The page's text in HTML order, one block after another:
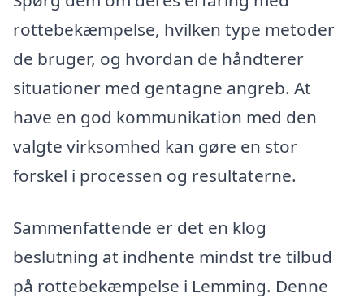
rottebekæmpelse, hvilken type metoder
de bruger, og hvordan de håndterer
situationer med gentagne angreb. At
have en god kommunikation med den
valgte virksomhed kan gøre en stor
forskel i processen og resultaterne.
Sammenfattende er det en klog
beslutning at indhente mindst tre tilbud
på rottebekæmpelse i Lemming. Denne